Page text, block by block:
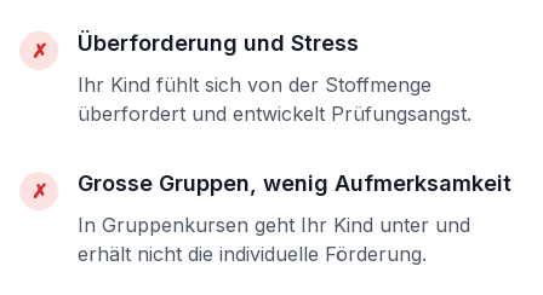
✗ Überforderung und Stress
Ihr Kind fühlt sich von der Stoffmenge
überfordert und entwickelt Prüfungsangst.
✗ Grosse Gruppen, wenig Aufmerksamkeit
In Gruppenkursen geht Ihr Kind unter und
erhält nicht die individuelle Förderung.